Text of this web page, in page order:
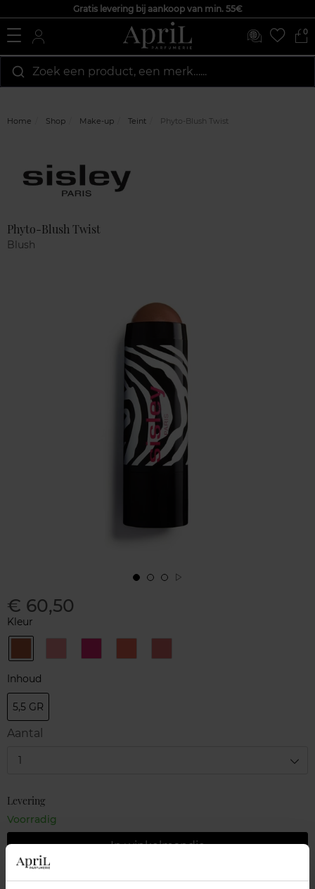
Gratis levering bij aankoop van min. 55€
0
Zoek een product, een merk…...
Home Shop Make-up Teint Phyto-Blush Twist
Phyto-Blush Twist
Blush
€ 60,50
Kleur
N°5 Petal Fushia PapayaN°6
Inhoud
5,5 GR
Aantal
1
Levering
Voorradig
In winkelmandje